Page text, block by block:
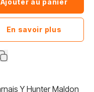
Ajouter au panier
En savoir plus